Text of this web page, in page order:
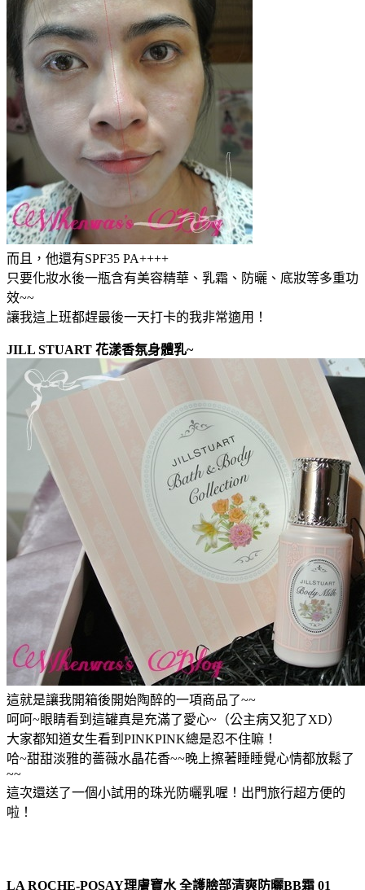
而且，他還有SPF35 PA++++
只要化妝水後一瓶含有美容精華、乳霜、防曬、底妝等多重功
效~~
讓我這上班都趕最後一天打卡的我非常適用！
JILL STUART 花漾香氛身體乳~
這就是讓我開箱後開始陶醉的一項商品了~~
呵呵~眼睛看到這罐真是充滿了愛心~（公主病又犯了XD）
大家都知道女生看到PINKPINK總是忍不住嘛！
哈~甜甜淡雅的薔薇水晶花香~~晚上擦著睡睡覺心情都放鬆了
~~
這次還送了一個小試用的珠光防曬乳喔！出門旅行超方便的
啦！
LA ROCHE-POSAY理膚寶水 全護臉部清爽防曬BB霜 01